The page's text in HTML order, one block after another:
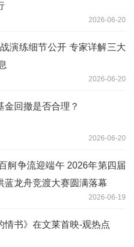
2026-06-20
演练细节公开 专家详解三大
2026-06-20
金回撤是否合理？
2026-06-20
舸争流迎端午 2026年第四届
蓝龙舟竞渡大赛圆满落幕
2026-06-19
情书》在文莱首映-观热点